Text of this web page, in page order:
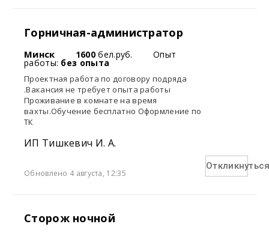
Горничная-администратор
Минск 1600 бел.руб. Опыт
работы: без опыта
Проектная работа по договору подряда
.Вакансия не требует опыта работы
Проживание в комнате на время
вахты.Обучение бесплатно Оформление по
ТК
ИП Тишкевич И. А.
Обновлено 4 августа, 12:35
Сторож ночной